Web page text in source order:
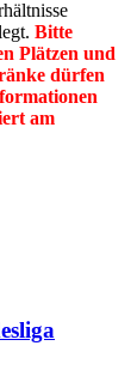
Bitte
Plätzen und
dürfen
am